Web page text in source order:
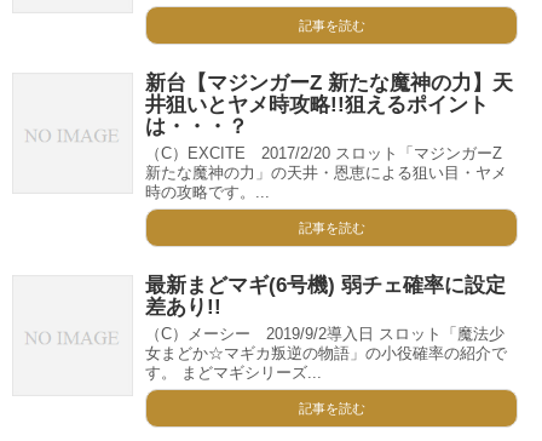
記事を読む
新台【マジンガーZ 新たな魔神の力】天
井狙いとヤメ時攻略!!狙えるポイント
は・・・？
（C）EXCITE 2017/2/20 スロット「マジンガーZ
新たな魔神の力」の天井・恩恵による狙い目・ヤメ
時の攻略です。...
記事を読む
最新まどマギ(6号機) 弱チェ確率に設定
差あり!!
（C）メーシー 2019/9/2導入日 スロット「魔法少
女まどか☆マギカ叛逆の物語」の小役確率の紹介で
す。 まどマギシリーズ...
記事を読む